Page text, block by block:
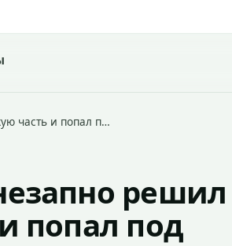
часть и попал п…
решил
попал под